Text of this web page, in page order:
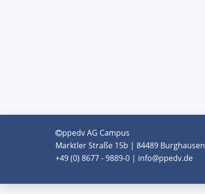
ppedv AG Campus
Marktler Straße 15b | 84489 Burghausen
+49 (0) 8677 - 9889-0 | info@ppedv.de